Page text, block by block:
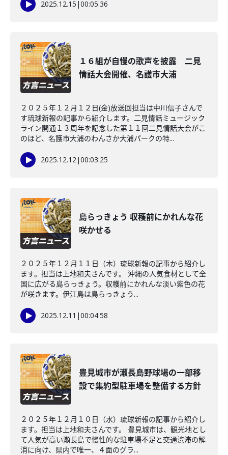
2025.12.15 |00:05:36
１６組が自慢の歌声を披露 二見
情話大会開催、名護市大浦
２０２５年１２月１２日(金)放送回担当は中川信子さんで
す琉球新報の記事から紹介します。二見情話ミュージック
ライン開通１３周年を記念した第１１回二見情話大会がこ
のほど、名護市大浦のわんさか大浦パークの特...
2025.12.12|00:03:25
島らっきょう 収穫前にかれんな花
咲かせる
２０２５年１２月１１日（木）琉球新報の記事から紹介し
ます。担当は上地和夫さんです。 沖縄の人気食材として全
国に広がる島らっきょう。収穫前にかれんな淡い紫色の花
が咲きます。伊江島は島らっきょう...
2025.12.11 |00:04:58
豊見城市が瀬長島野球場の一部移
設で集約型駐車場を整備する方針
２０２５年１２月１０日（水）琉球新報の記事から紹介し
ます。担当は上地和夫さんです。 豊見城市は、観光地とし
て人気が高い瀬長島で慢性的な駐車場不足と交通渋滞の解
消に向け、県内で唯一、４面のグラ...